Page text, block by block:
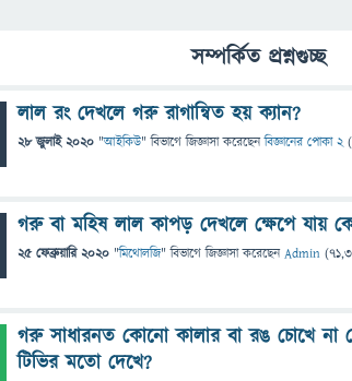
সম্পর্কিত প্রশ্নগুচ্ছ
লাল রং দেখলে গরু রাগান্বিত হয় ক্যান?
28 জুলাই 2020 "আইকিউ" বিভাগে জিজ্ঞাসাকরেছেনবিজ্ঞানের পোকা 2 (
গরু বা মহিষ লাল কাপড় দেখলে ক্ষেপে যায়
25 ফেব্রুয়ারি 2020 "মিথোলজি" বিভাগে জিজ্ঞাসাকরেছেনAdmin (
গরু সাধারনত কোনো কালার বা রঙ চোখে না
টিভির মতো দেখে?